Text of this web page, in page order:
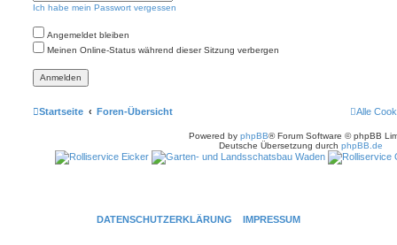
Ich habe mein Passwort vergessen
Angemeldet bleiben
Meinen Online-Status während dieser Sitzung verbergen
Startseite Foren-Übersicht Alle
Powered by phpBB® Forum Software © phpBB
Deutsche Übersetzung durch phpBB.de
DATENSCHUTZERKLÄRUNG IMPRESSUM